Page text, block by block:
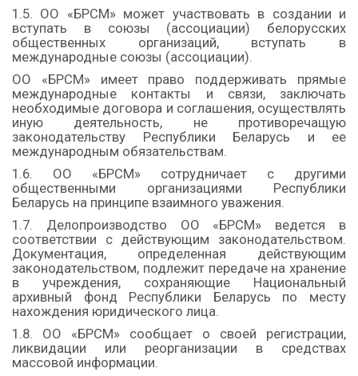
1.5. ОО «БРСМ» может участвовать в создании и
вступать в союзы (ассоциации) белорусских
общественных организаций, вступать в
международные союзы (ассоциации).
ОО «БРСМ» имеет право поддерживать прямые
международные контакты и связи, заключать
необходимые договора и соглашения, осуществлять
иную деятельность, не противоречащую
законодательству Республики Беларусь и ее
международным обязательствам.
1.6. ОО «БРСМ» сотрудничает с другими
общественными организациями Республики
Беларусь на принципе взаимного уважения.
1.7. Делопроизводство ОО «БРСМ» ведется в
соответствии с действующим законодательством.
Документация, определенная действующим
законодательством, подлежит передаче на хранение
в учреждения, сохраняющие Национальный
архивный фонд Республики Беларусь по месту
нахождения юридического лица.
1.8. ОО «БРСМ» сообщает о своей регистрации,
ликвидации или реорганизации в средствах
массовой информации.